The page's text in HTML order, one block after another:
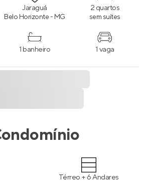
Jaraguá
Belo Horizonte - MG
2 quartos
sem suítes
1 banheiro 1 vaga
Térreo + 6 Andares